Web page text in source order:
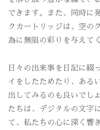
できます。また、同時に
クカートリッジは、空の
為に無限の彩りを与えて
日々の出来事を日記に綴
イをしたためたり、ある
出してみるのも良いでし
たちは、デジタルの文字
て、私たちの心に深く響